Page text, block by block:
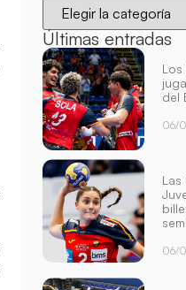
Últimas entradas
Los
del
06/
Las
06/